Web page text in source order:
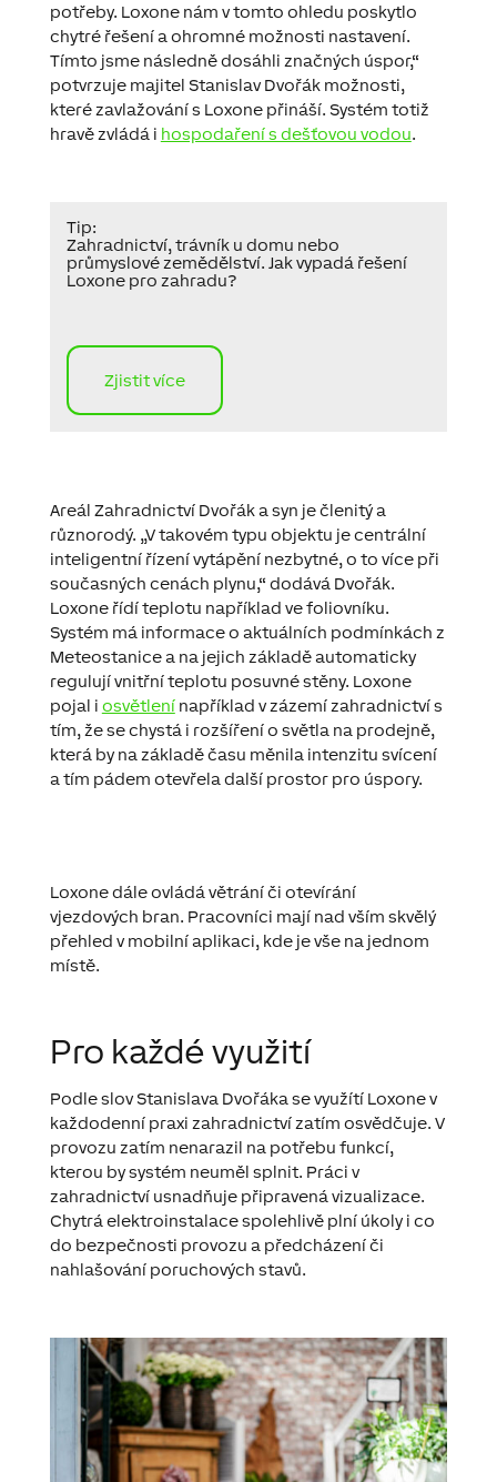
potřeby. Loxone nám v tomto ohledu poskytlo
chytré řešení a ohromné možnosti nastavení.
Tímto jsme následně dosáhli značných úspor,“
potvrzuje majitel Stanislav Dvořák možnosti,
které zavlažování s Loxone přináší. Systém totiž
hravě zvládá i hospodaření s dešťovou vodou.
Tip:
Zahradnictví, trávník u domu nebo
průmyslové zemědělství. Jak vypadá řešení
Loxone pro zahradu?
Zjistit více
Areál Zahradnictví Dvořák a syn je členitý a
různorodý. „V takovém typu objektu je centrální
inteligentní řízení vytápění nezbytné, o to více při
současných cenách plynu,“ dodává Dvořák.
Loxone řídí teplotu například ve foliovníku.
Systém má informace o aktuálních podmínkách z
Meteostanice a na jejich základě automaticky
regulují vnitřní teplotu posuvné stěny. Loxone
pojal i osvětlenínapříklad v zázemí zahradnictví s
tím, že se chystá i rozšíření o světla na prodejně,
která by na základě času měnila intenzitu svícení
a tím pádem otevřela další prostor pro úspory.
Loxone dále ovládá větrání či otevírání
vjezdových bran. Pracovníci mají nad vším skvělý
přehled v mobilní aplikaci, kde jevše na jednom
místě.
Pro každé využití
Podle slov Stanislava Dvořáka se využítí Loxone v
každodenní praxi zahradnictví zatím osvědčuje. V
provozu zatím nenarazil na potřebu funkcí,
kterou by systém neuměl splnit. Práci v
zahradnictví usnadňuje připravená vizualizace.
Chytrá elektroinstalace spolehlivě plní úkoly i co
do bezpečnosti provozu a předcházení či
nahlašování poruchových stavů.